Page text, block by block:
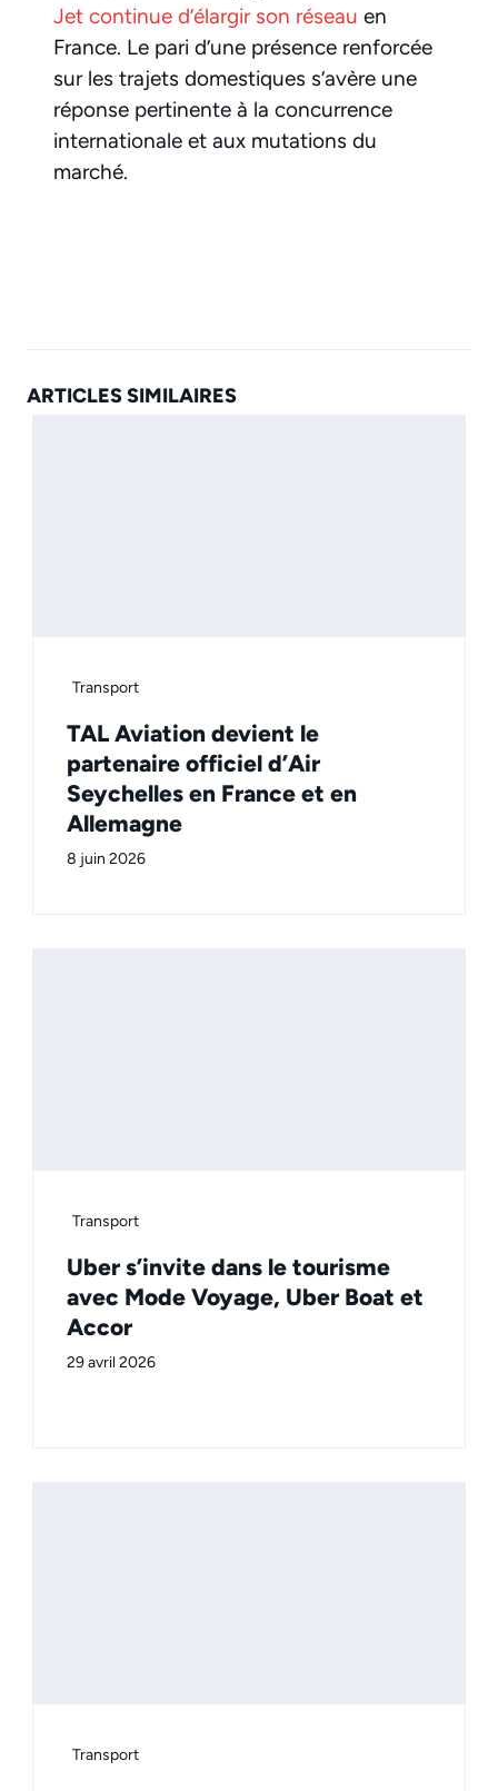
Jet continue d’élargir son réseau en
France. Le pari d’une présence renforcée
sur les trajets domestiques s’avère une
réponse pertinente à la concurrence
internationale et aux mutations du
marché.
ARTICLES SIMILAIRES
Transport
TAL Aviation devient le
partenaire officiel d’Air
Seychelles en France et en
Allemagne
8 juin 2026
Transport
Uber s’invite dans le tourisme
avec Mode Voyage, Uber Boat et
Accor
29 avril 2026
Transport